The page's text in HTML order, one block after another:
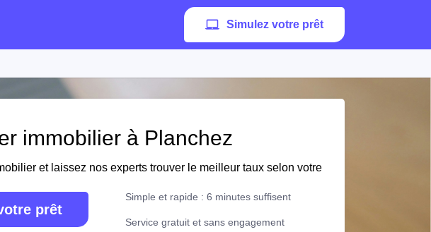
Simulez votre prêt
immobilier à Planchez
et laissez nos experts trouver le meilleur taux selon votre
prêt
Simple et rapide : 6 minutes suffisent
Service gratuit et sans engagement